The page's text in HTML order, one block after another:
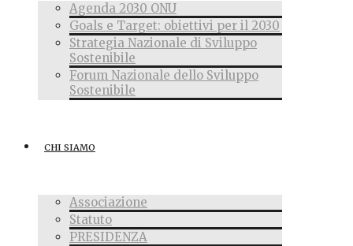
Agenda 2030 ONU
Goals e Target: obiettivi per il 2030
Strategia Nazionale di Sviluppo
Sostenibile
Forum Nazionale dello Sviluppo
Sostenibile
CHI SIAMO
Associazione
Statuto
PRESIDENZA